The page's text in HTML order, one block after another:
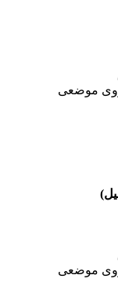
موضعی
موضعی